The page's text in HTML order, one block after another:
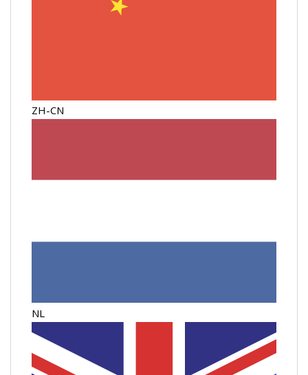
ZH-CN
NL